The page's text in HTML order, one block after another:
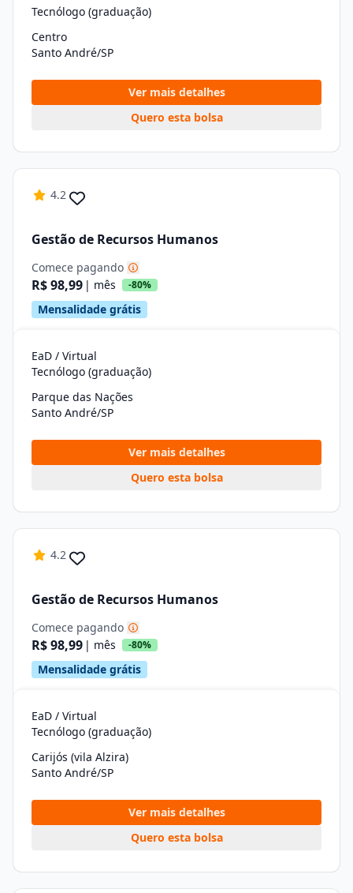
Tecnólogo (graduação)
Centro
Santo André/SP
Ver mais detalhes
Quero esta bolsa
4.2
Gestão de Recursos Humanos
Comece pagando
R$ 98,99 | mês -80%
Mensalidade grátis
EaD / Virtual
Tecnólogo (graduação)
Parque das Nações
Santo André/SP
Ver mais detalhes
Quero esta bolsa
4.2
Gestão de Recursos Humanos
Comece pagando
R$ 98,99 | mês -80%
Mensalidade grátis
EaD / Virtual
Tecnólogo (graduação)
Carijós (vila Alzira)
Santo André/SP
Ver mais detalhes
Quero esta bolsa